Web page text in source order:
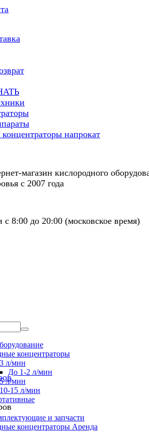
напрокат
магазин кислородного
с 2007 года
8:00 до 20:00 (московское время)
концентраторы
л/мин
До 1-2 л/мин
л/мин
15 л/мин
и запчасти
концентраторы Аренда